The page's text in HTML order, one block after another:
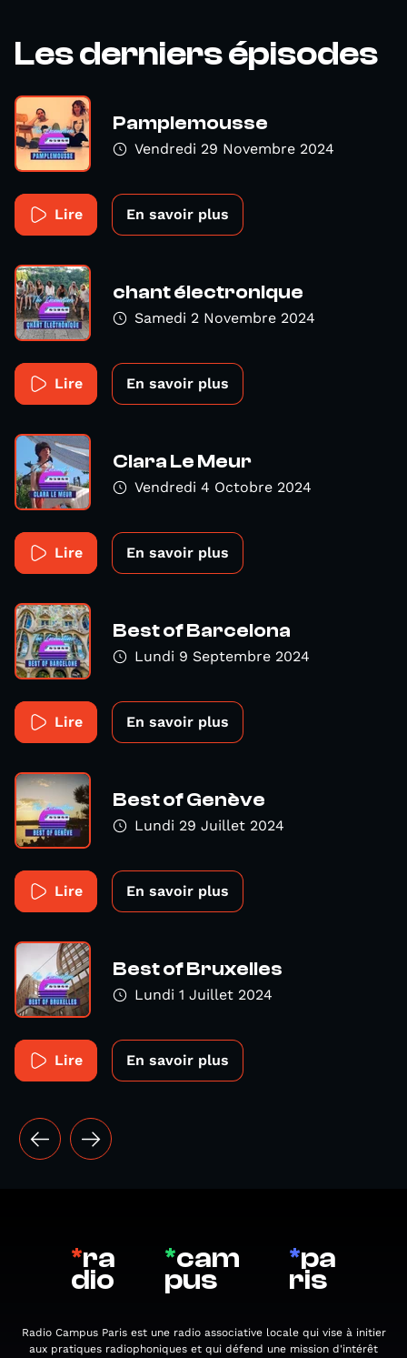
Les derniers épisodes
Pamplemousse
Vendredi 29 Novembre 2024
Lire En savoir plus
chant électronique
Samedi 2 Novembre 2024
Lire En savoir plus
Clara Le Meur
Vendredi 4 Octobre 2024
Lire En savoir plus
Best of Barcelona
Lundi 9 Septembre 2024
Lire En savoir plus
Best of Genève
Lundi 29 Juillet 2024
Lire En savoir plus
Best of Bruxelles
Lundi 1 Juillet 2024
Lire En savoir plus
*ra
dio
*cam
pus
*pa
ris
Radio Campus Paris est une radio associative locale qui vise à initier
aux pratiques radiophoniques et qui défend une mission d'intérêt